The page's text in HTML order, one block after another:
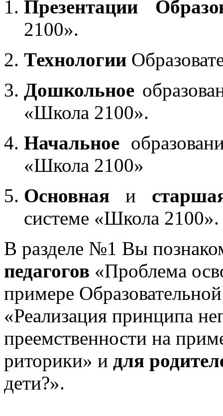
Презентации
2100».
Технологии
Дошкольное
«Школа 2100».
Начальное
«Школа 2100»
Основная и
системе «Школа 2100».
В разделе №1 Вы
педагогов «Проблема
примере
«Реализация принципа
преемственности на
риторики» и для
дети?».